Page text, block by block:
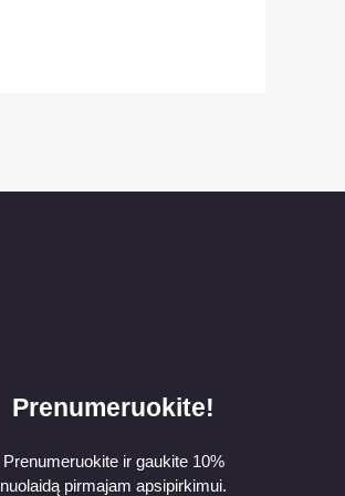
Prenumeruokite!
Prenumeruokite ir gaukite 10%
nuolaidą pirmajam apsipirkimui.